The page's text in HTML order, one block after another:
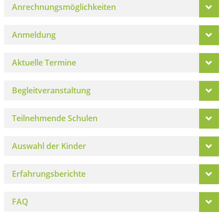
Anrechnungsmöglichkeiten
Anmeldung
Aktuelle Termine
Begleitveranstaltung
Teilnehmende Schulen
Auswahl der Kinder
Erfahrungsberichte
FAQ